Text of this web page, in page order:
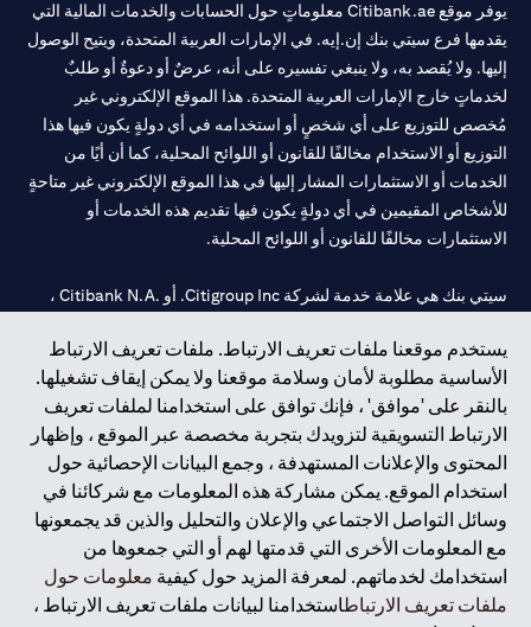
يستخدم موقعنا ملفات تعريف الارتباط. ملفات تعريف الارتباط
الأساسية مطلوبة لأمان وسلامة موقعنا ولا يمكن إيقاف تشغيلها.
بالنقر على 'موافق' ، فإنك توافق على استخدامنا لملفات تعريف
الارتباط التسويقية لتزويدك بتجربة مخصصة عبر الموقع ، وإظهار
المحتوى والإعلانات المستهدفة ، وجمع البيانات الإحصائية حول
استخدام الموقع. يمكن مشاركة هذه المعلومات مع شركائنا في
وسائل التواصل الاجتماعي والإعلان والتحليل والذين قد يجمعونها
مع المعلومات الأخرى التي قدمتها لهم أو التي جمعوها من
استخدامك لخدماتهم. لمعرفة المزيد حول كيفية معلومات حول
ملفات تعريف الارتباطاستخدامنا لبيانات ملفات تعريف الارتباط ،
يوفر موقع Citibank.ae معلوماتٍ حول الحسابات والخدمات المالية التي
يقدمها فرع سيتي بنك إن.إيه. في الإمارات العربية المتحدة، ويتيح الوصول
إليها. ولا يُقصد به، ولا ينبغي تفسيره على أنه، عرضٌ أو دعوةٌ أو طلبٌ
لخدماتٍ خارج الإمارات العربية المتحدة. هذا الموقع الإلكتروني غير
مُخصص للتوزيع على أي شخصٍ أو استخدامه في أي دولةٍ يكون فيها هذا
التوزيع أو الاستخدام مخالفًا للقانون أو اللوائح المحلية، كما أن أيًا من
الخدمات أو الاستثمارات المشار إليها في هذا الموقع الإلكتروني غير متاحةٍ
للأشخاص المقيمين في أي دولةٍ يكون فيها تقديم هذه الخدمات أو
الاستثمارات مخالفًا للقانون أو اللوائح المحلية.
سيتي بنك هي علامة خدمة لشركة Citigroup Inc. أو .Citibank N.A ،
سيتي بنك إن. إيه. الإمارات مسجل لدى مصرف الإمارات المركزي تحت
أرقام التراخيص 202563 لفرع الوصل في دبي، 531989 لفرع مول
الإمارات في دبي، وCN-1002019لفرع أبوظبي. هاتف: 4000 311 04.
فرع سيتي بنك إن إيه - الإمارات العربية المتحدة مرخص من مصرف
الإمارات العربية المتحدة المركزي كفرع لبنك أجنبي.
سيتي بنك إن إيه الإمارات العربية المتحدة مرخص من هيئة الأوراق المالية
والسلع في الإمارات العربية المتحدة ("SCA") للقيام بالنشاط المالي لـ أ)
الاستشارات المالية والتعريف والترويج بموجب ترخيص رقم
20200000097 ب) وسيط تداول في الأسواق الدولية بموجب ترخيص